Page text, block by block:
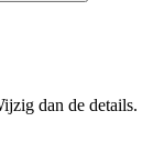
dan de details.